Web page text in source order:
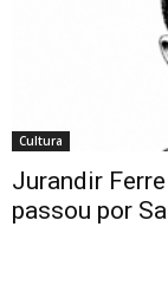
Cultura
Jurandir
passou por